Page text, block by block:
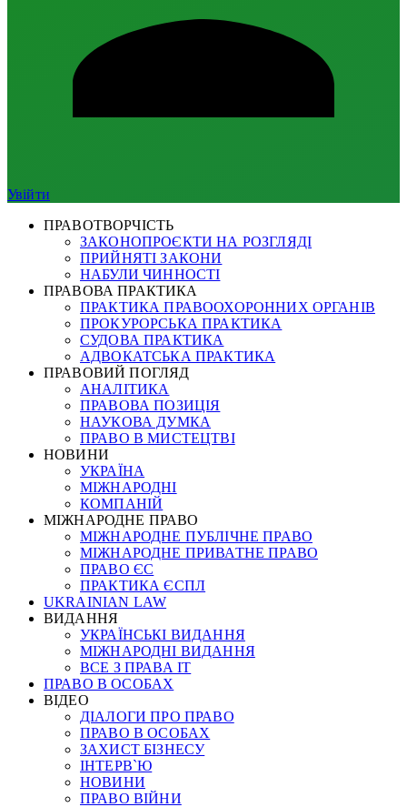
Увійти
ПРАВОТВОРЧІСТЬ
ЗАКОНОПРОЄКТИ НА РОЗГЛЯДІ
ПРИЙНЯТІ ЗАКОНИ
НАБУЛИ ЧИННОСТІ
ПРАВОВА ПРАКТИКА
ПРАКТИКА ПРАВООХОРОННИХ ОРГАНІВ
ПРОКУРОРСЬКА ПРАКТИКА
СУДОВА ПРАКТИКА
АДВОКАТСЬКА ПРАКТИКА
ПРАВОВИЙ ПОГЛЯД
АНАЛІТИКА
ПРАВОВА ПОЗИЦІЯ
НАУКОВА ДУМКА
ПРАВО В МИСТЕЦТВІ
НОВИНИ
УКРАЇНА
МІЖНАРОДНІ
КОМПАНІЙ
МІЖНАРОДНЕ ПРАВО
МІЖНАРОДНЕ ПУБЛІЧНЕ ПРАВО
МІЖНАРОДНЕ ПРИВАТНЕ ПРАВО
ПРАВО ЄС
ПРАКТИКА ЄСПЛ
UKRAINIAN LAW
ВИДАННЯ
УКРАЇНСЬКІ ВИДАННЯ
МІЖНАРОДНІ ВИДАННЯ
ВСЕ З ПРАВА ІТ
ПРАВО В ОСОБАХ
ВІДЕО
ДІАЛОГИ ПРО ПРАВО
ПРАВО В ОСОБАХ
ЗАХИСТ БІЗНЕСУ
ІНТЕРВ`Ю
НОВИНИ
ПРАВО ВІЙНИ